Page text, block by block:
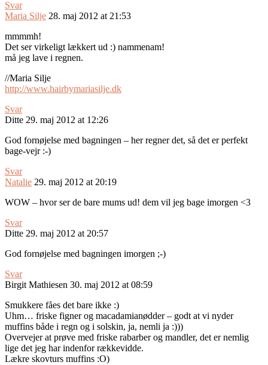
Svar
Maria Silje 28. maj 2012 at 21:53
mmmmh!
Det ser virkeligt lækkert ud :) nammenam!
må jeg lave i regnen.
//Maria Silje
http://www.hairbymariasilje.dk
Svar
Ditte 29. maj 2012 at 12:26
God fornøjelse med bagningen – her regner det, så det er perfekt
bage-vejr :-)
Svar
Natalie 29. maj 2012 at 20:19
WOW – hvor ser de bare mums ud! dem vil jeg bage imorgen <3
Svar
Ditte 29. maj 2012 at 20:57
God fornøjelse med bagningen imorgen ;-)
Svar
Birgit Mathiesen 30. maj 2012 at 08:59
Smukkere fåes det bare ikke :)
Uhm… friske figner og macadamianødder – godt at vi nyder
muffins både i regn og i solskin, ja, nemli ja :)))
Overvejer at prøve med friske rabarber og mandler, det er nemlig
lige det jeg har indenfor rækkevidde.
Lækre skovturs muffins :O)